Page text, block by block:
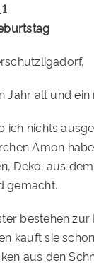
Jahr alt und
ich nichts
Amon
Deko; aus
gemacht.
bestehen
kauft sie
aus den